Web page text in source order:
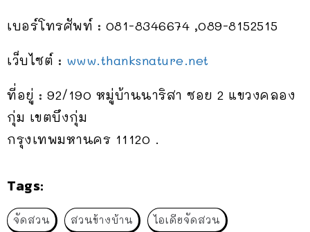
เบอร์โทรศัพท์ : 081-8346674 ,089-8152515
เว็บไซต์ : www.thanksnature.net
ที่อยู่ : 92/190 หมู่บ้านนาริสา ซอย 2 แขวงคลอง
กุ่ม เขตบึงกุ่ม
กรุงเทพมหานคร 11120 .
Tags:
จัดสวน สวนข้างบ้าน ไอเดียจัดสวน